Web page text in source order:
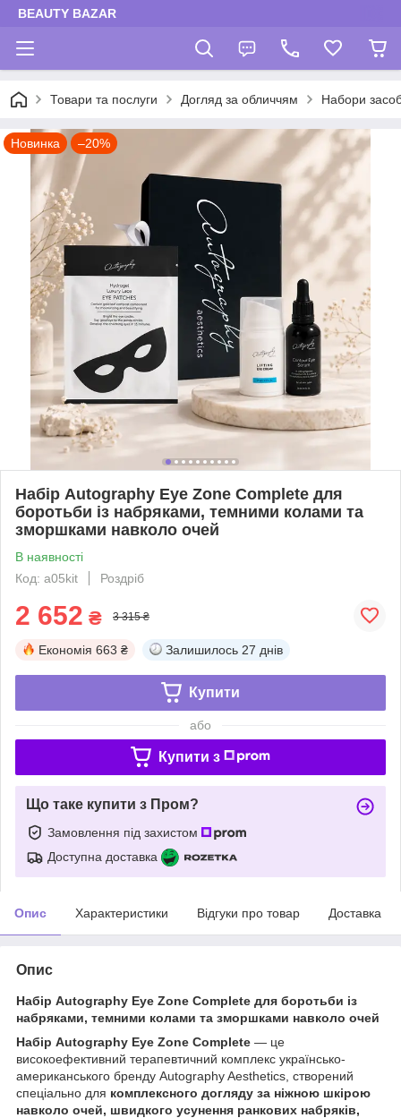
BEAUTY BAZAR
Товари та послуги Догляд за обличчям Набори
Новинка –20%
Набір Autography Eye Zone Complete для
боротьби із набряками, темними колами та
зморшками навколо очей
В наявності
Код: a05kit
Роздріб
2 652 ₴ 3 315 ₴
Економія 663 ₴ Залишилось 27 днів
Купити
або
Купити з
Що таке купити з Пром?
Замовлення під захистом
Доступна доставка
Опис Характеристики Відгуки про товар Доставка
Опис
Набір Autography Eye Zone Complete для боротьби із
набряками, темними колами та зморшками навколо очей
Набір Autography Eye Zone Complete — це
високоефективний терапевтичний комплекс українсько-
американського бренду Autography Aesthetics, створений
спеціально для комплексного догляду за ніжною шкірою
навколо очей, швидкого усунення ранкових набряків,